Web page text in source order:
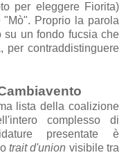
per eleggere Fiorita)
"Mò". Proprio la parola
un fondo fucsia che
per contraddistinguere
lista della coalizione
complesso di
presentate è
trait d'union visibile tra